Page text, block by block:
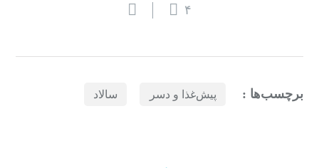
۴
برچسب‌ها : پیش‌غذا و دسر سالاد